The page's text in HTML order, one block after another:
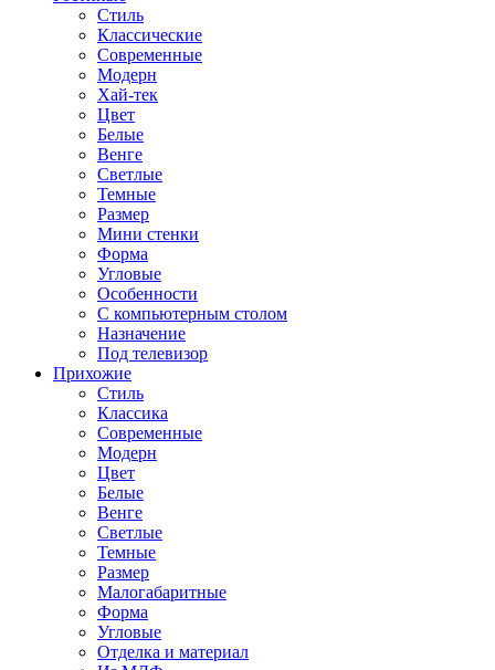
Стиль
Классические
Современные
Модерн
Хай-тек
Цвет
Белые
Венге
Светлые
Темные
Размер
Мини стенки
Форма
Угловые
Особенности
С компьютерным столом
Назначение
Под телевизор
Прихожие
Стиль
Классика
Современные
Модерн
Цвет
Белые
Венге
Светлые
Темные
Размер
Малогабаритные
Форма
Угловые
Отделка и материал